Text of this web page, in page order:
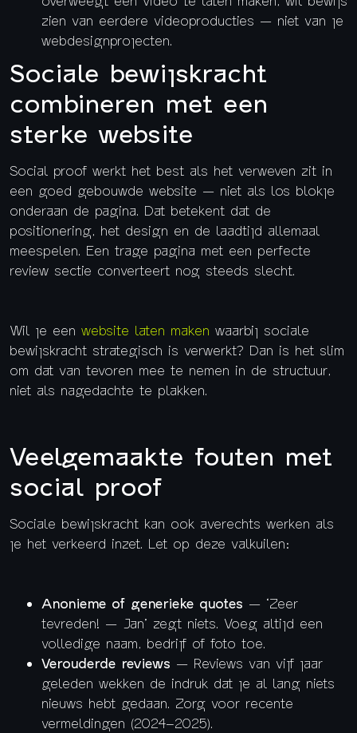
zien van eerdere videoproducties — niet van je
webdesignprojecten.
Sociale bewijskracht
combineren met een
sterke website
Social proof werkt het best als het verweven zit in
een goed gebouwde website — niet als los blokje
onderaan de pagina. Dat betekent dat de
positionering, het design en de laadtijd allemaal
meespelen. Een trage pagina met een perfecte
review sectie converteert nog steeds slecht.
Wil je een website laten maken waarbij sociale
bewijskracht strategisch is verwerkt? Dan is het slim
om dat van tevoren mee te nemen in de structuur,
niet als nagedachte te plakken.
Veelgemaakte fouten met
social proof
Sociale bewijskracht kan ook averechts werken als
je het verkeerd inzet. Let op deze valkuilen:
Anonieme of generieke quotes — ‘Zeer
tevreden! — Jan’ zegt niets. Voeg altijd een
volledige naam, bedrijf of foto toe.
Verouderde reviews — Reviews van vijf jaar
geleden wekken de indruk dat je al lang niets
nieuws hebt gedaan. Zorg voor recente
vermeldingen (2024–2025).